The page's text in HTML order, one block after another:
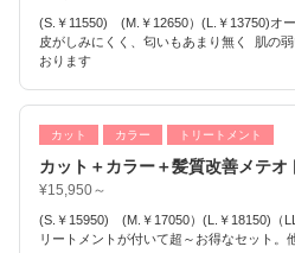
(S.￥11550) (M.￥12650）(L.￥13750)オ
皮がしみにくく、匂いもあまり無く 肌の
おります
カット カラー トリートメント
カット＋カラー＋髪質改善メテオ
¥15,950～
(S.￥15950) (M.￥17050）(L.￥18150)（
リートメントが付いて超～お得なセット。